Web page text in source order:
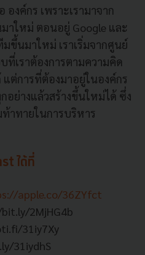
งค์กร เพราะเรามาจาก
าใหม่ ตอนอยู่ Google และ
ขึ้นมาใหม่ เราเริ่มจากศูนย์
ที่เราต้องการตามความคิด
ต่การที่ต้องมาอยู่ในองค์กร
อย่างแล้วสร้างขึ้นใหม่ได้ ซึ่ง
าทายในการบริหาร
ได้ที่
apple.co/36ZYfct
2MjHG4b
31iy7Xy
31iydhS